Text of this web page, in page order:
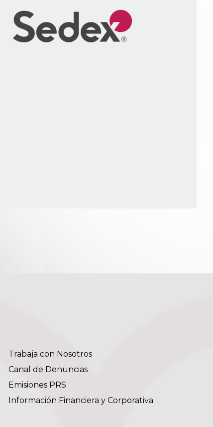
Trabaja con Nosotros
Canal de Denuncias
Emisiones PRS
Información Financiera y Corporativa